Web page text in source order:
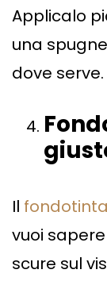
Applicalo
una
dove serve.
Il fondotinta
vuoi
scure sul